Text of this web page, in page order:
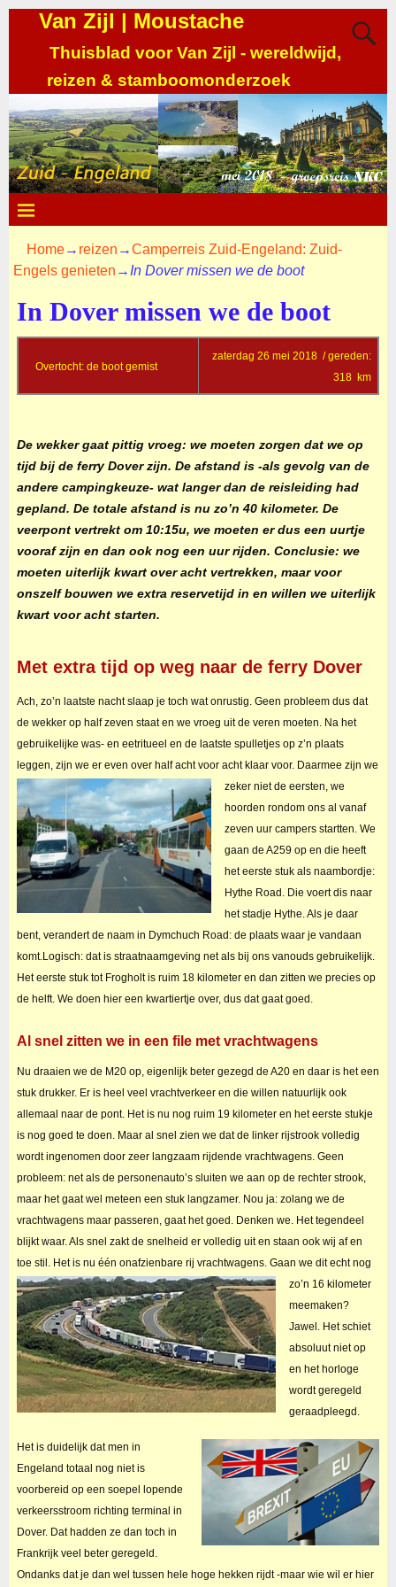
Van Zijl | Moustache
Thuisblad voor Van Zijl - wereldwijd,
reizen & stamboomonderzoek
Home→ reizen →Camperreis Zuid-Engeland: Zuid-
Engels genieten → In Dover missen we de boot
In Dover missen we de boot
Overtocht: de boot gemist
zaterdag 26 mei 2018 / gereden:
318 km
De wekker gaat pittig vroeg: we moeten zorgen dat we op
tijd bij de ferry Dover zijn. De afstand is -als gevolg van de
andere campingkeuze- wat langer dan de reisleiding had
gepland. De totale afstand is nu zo’n 40 kilometer. De
veerpont vertrekt om 10:15u, we moeten er dus een uurtje
vooraf zijn en dan ook nog een uur rijden. Conclusie: we
moeten uiterlijk kwart over acht vertrekken, maar voor
onszelf bouwen we extra reservetijd in en willen we uiterlijk
kwart voor acht starten.
Met extra tijd op weg naar de ferry Dover
Ach, zo’n laatste nacht slaap je toch wat onrustig. Geen probleem dus dat
de wekker op half zeven staat en we vroeg uit de veren moeten. Na het
gebruikelijke was- en eetritueel en de laatste spulletjes op z’n plaats
leggen, zijn we er even over half acht voor acht klaar voor. Daarmee zijn we
zeker niet de eersten, we
hoorden rondom ons al vanaf
zeven uur campers startten. We
gaan de A259 op en die heeft
het eerste stuk als naambordje:
Hythe Road. Die voert dis naar
het stadje Hythe. Als je daar
bent, verandert de naam in Dymchuch Road: de plaats waar je vandaan
komt.Logisch: dat is straatnaamgeving net als bij ons vanouds gebruikelijk.
Het eerste stuk tot Frogholt is ruim 18 kilometer en dan zitten we precies op
de helft. We doen hier een kwartiertje over, dus dat gaat goed.
Al snel zitten we in een file met vrachtwagens
Nu draaien we de M20 op, eigenlijk beter gezegd de A20 en daar is het een
stuk drukker. Er is heel veel vrachtverkeer en die willen natuurlijk ook
allemaal naar de pont. Het is nu nog ruim 19 kilometer en het eerste stukje
is nog goed te doen. Maar al snel zien we dat de linker rijstrook volledig
wordt ingenomen door zeer langzaam rijdende vrachtwagens. Geen
probleem: net als de personenauto’s sluiten we aan op de rechter strook,
maar het gaat wel meteen een stuk langzamer. Nou ja: zolang we de
vrachtwagens maar passeren, gaat het goed. Denken we. Het tegendeel
blijkt waar. Als snel zakt de snelheid er volledig uit en staan ook wij af en
toe stil. Het is nu één onafzienbare rij vrachtwagens.Gaan we dit echt nog
zo’n 16 kilometer
meemaken?
Jawel. Het schiet
absoluut niet op
en het horloge
wordt geregeld
geraadpleegd.
Het is duidelijk dat men in
Engeland totaal nog niet is
voorbereid op een soepel lopende
verkeersstroom richting terminal in
Dover. Dat hadden ze dan toch in
Frankrijk veel beter geregeld.
Ondanks dat je dan wel tussen hele hoge hekken rijdt -maar wie wil er hier